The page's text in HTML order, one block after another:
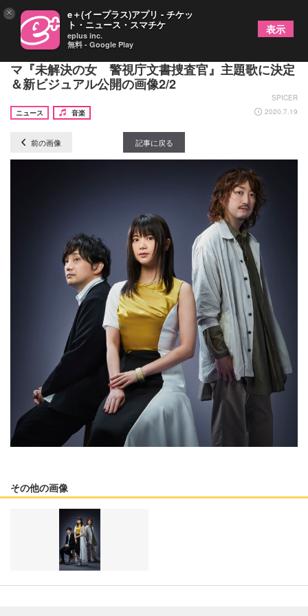
いきものがかり、新曲「きらきらにひかる」がドラ
マ『未解決の女 警視庁文書捜査官』主題歌に決定
＆新ビジュアル公開の画像2/2
SPICER
ニュース
音楽 2020.7.19
前の画像 記事に戻る
その他の画像
× e＋(イープラス)アプリ - チケッ
ト・ニュース・スマチケ
eplus inc.
無料 - Google Play
表示